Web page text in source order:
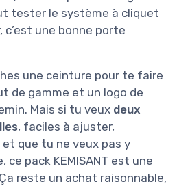
tester le système à cliquet
une bonne porte
une ceinture pour te faire
de gamme et un logo de
Mais si tu veux deux
, faciles à ajuster,
que tu ne veux pas y
ce pack KEMISANT est une
reste un achat raisonnable,